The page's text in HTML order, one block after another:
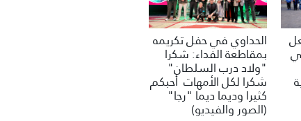
الحداوي في حفل تكريمه
بمقاطعة الفداء: شكرا
"ولاد درب السلطان"
شكرا لكل الأمهات أحبكم
كثيرا وديما ديما "رجا"
(الصور والفيديو)